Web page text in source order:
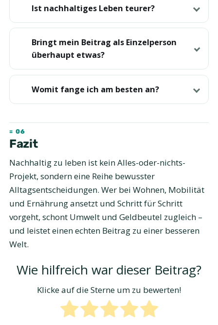
Ist nachhaltiges Leben teurer?
Bringt mein Beitrag als Einzelperson
überhaupt etwas?
Womit fange ich am besten an?
Fazit
Nachhaltig zu leben ist kein Alles-oder-nichts-
Projekt, sondern eine Reihe bewusster
Alltagsentscheidungen. Wer bei Wohnen, Mobilität
und Ernährung ansetzt und Schritt für Schritt
vorgeht, schont Umwelt und Geldbeutel zugleich –
und leistet einen echten Beitrag zu einer besseren
Welt.
Wie hilfreich war dieser Beitrag?
Klicke auf die Sterne um zu bewerten!